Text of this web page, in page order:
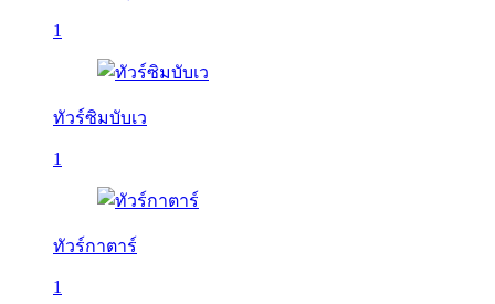
1
ทัวร์ซิมบับเว
1
ทัวร์กาตาร์
1